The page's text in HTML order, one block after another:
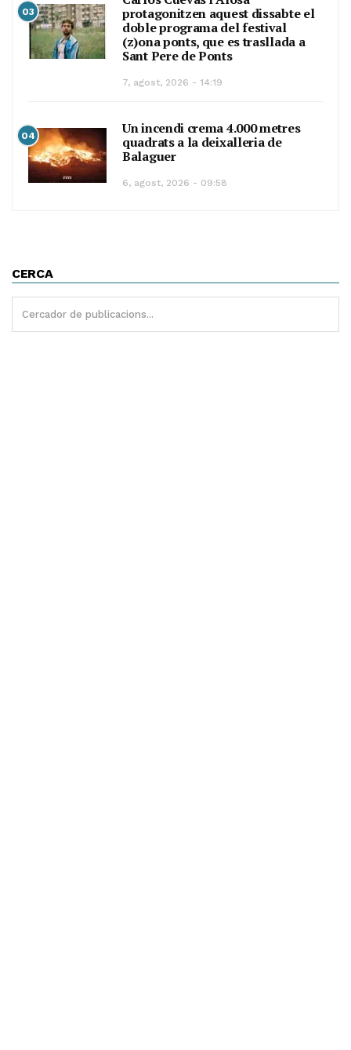
03
protagonitzen aquest dissabte el
doble programa del festival
(z)ona ponts, que es trasllada a
Sant Pere de Ponts
7, agost, 2026 - 14:19
04
Un incendi crema 4.000 metres
quadrats a la deixalleria de
Balaguer
6, agost, 2026 - 09:58
CERCA